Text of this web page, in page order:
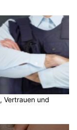
Vertrauen und